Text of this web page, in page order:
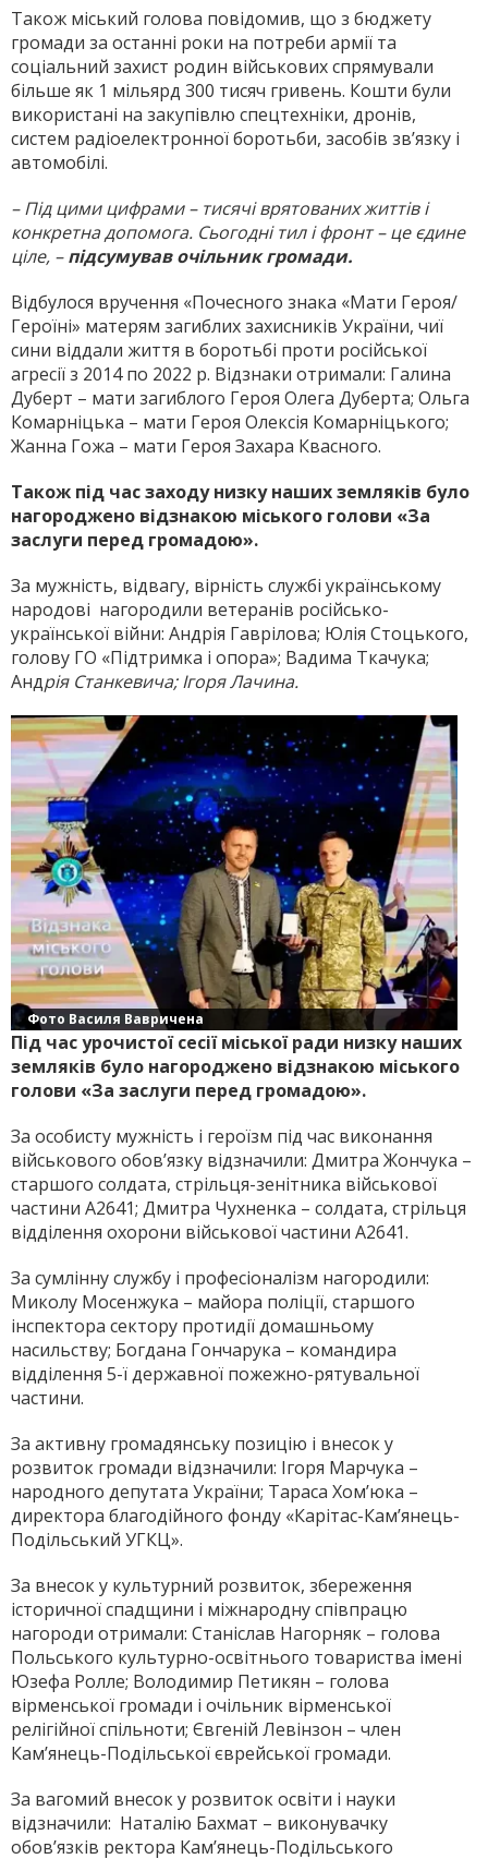
Також міський голова повідомив, що з бюджету
громади за останні роки на потреби армії та
соціальний захист родин військових спрямували
більше як 1 мільярд 300 тисяч гривень. Кошти були
використані на закупівлю спецтехніки, дронів,
систем радіоелектронної боротьби, засобів зв’язку і
автомобілі.
– Під цими цифрами – тисячі врятованих життів і
конкретна допомога. Сьогодні тил і фронт – це єдине
ціле, –підсумував очільник громади.
Відбулося вручення «Почесного знака «Мати Героя/
Героїні» матерям загиблих захисників України, чиї
сини віддали життя в боротьбі проти російської
агресії з 2014 по 2022 р. Відзнаки отримали: Галина
Дуберт – мати загиблого Героя Олега Дуберта; Ольга
Комарніцька – мати Героя Олексія Комарніцького;
Жанна Гожа – мати Героя Захара Квасного.
Також під час заходу низку наших земляків було
нагороджено відзнакою міського голови «За
заслуги перед громадою».
За мужність, відвагу, вірність службі українському
народові нагородили ветеранів російсько-
української війни: Андрія Гаврілова; Юлія Стоцького,
голову ГО «Підтримка і опора»; Вадима Ткачука;
Андрія Станкевича; Ігоря Лачина.
Фото Василя Вавричена
Під час урочистої сесії міської ради низку наших
земляків було нагороджено відзнакою міського
голови «За заслуги перед громадою».
За особисту мужність і героїзм під час виконання
військового обов’язку відзначили: Дмитра Жончука –
старшого солдата, стрільця-зенітника військової
частини А2641; Дмитра Чухненка – солдата, стрільця
відділення охорони військової частини А2641.
За сумлінну службу і професіоналізм нагородили:
Миколу Мосенжука – майора поліції, старшого
інспектора сектору протидії домашньому
насильству; Богдана Гончарука – командира
відділення 5-ї державної пожежно-рятувальної
частини.
За активну громадянську позицію і внесок у
розвиток громади відзначили: Ігоря Марчука –
народного депутата України; Тараса Хом’юка –
директора благодійного фонду «Карітас-Кам’янець-
Подільський УГКЦ».
За внесок у культурний розвиток, збереження
історичної спадщини і міжнародну співпрацю
нагороди отримали: Станіслав Нагорняк – голова
Польського культурно-освітнього товариства імені
Юзефа Ролле; Володимир Петикян – голова
вірменської громади і очільник вірменської
релігійної спільноти; Євгеній Левінзон – член
Кам’янець-Подільської єврейської громади.
За вагомий внесок у розвиток освіти і науки
відзначили: Наталію Бахмат – виконувачку
обов’язків ректора Кам’янець-Подільського